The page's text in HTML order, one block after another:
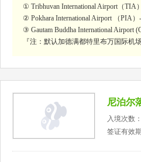
① Tribhuvan International Airport（
② Pokhara International Airport （PIA
③ Gautam Buddha International
『注：默认加德满都特里布万国际
尼泊尔
入境次数
签证有效